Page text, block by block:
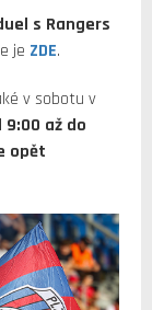
s Rangers
je ZDE.
v sobotu v
9:00 až do
opět